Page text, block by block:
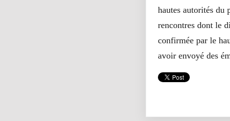
hautes autorités du
rencontres dont le
confirmée par le
avoir envoyé des